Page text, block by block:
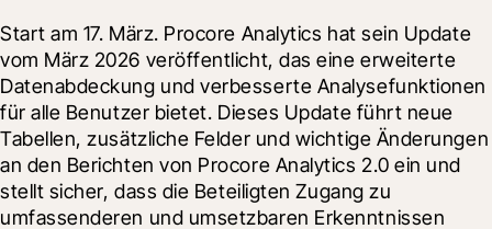
Start am 17. März. Procore Analytics hat sein Update
vom März 2026 veröffentlicht, das eine erweiterte
Datenabdeckung und verbesserte Analysefunktionen
für alle Benutzer bietet. Dieses Update führt neue
Tabellen, zusätzliche Felder und wichtige Änderungen
an den Berichten von Procore Analytics 2.0 ein und
stellt sicher, dass die Beteiligten Zugang zu
umfassenderen und umsetzbaren Erkenntnissen